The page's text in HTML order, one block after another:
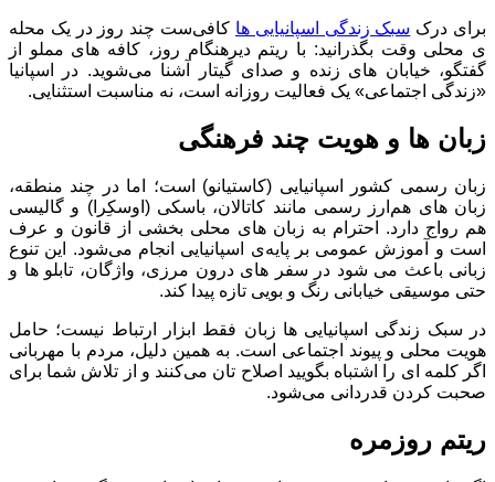
برای درک سبک زندگی اسپانیایی ها کافی‌ست چند روز در یک محله
‌ی محلی وقت بگذرانید: با ریتم دیرهنگام روز، کافه ‌های مملو از
گفتگو، خیابان ‌های زنده و صدای گیتار آشنا می‌شوید. در اسپانیا
«زندگی اجتماعی» یک فعالیت روزانه است، نه مناسبت استثنایی.
زبان‌ ها و هویت چند فرهنگی
زبان رسمی کشور اسپانیایی (کاستیانو) است؛ اما در چند منطقه،
زبان ‌های هم‌ارز رسمی مانند کاتالان، باسکی (اوسکِرا) و گالیسی
هم رواج دارد. احترام به زبان ‌های محلی بخشی از قانون و عرف
است و آموزش عمومی بر پایه‌ی اسپانیایی انجام می‌شود. این تنوع
زبانی باعث می ‌شود در سفر های درون‌ مرزی، واژگان، تابلو ها و
حتی موسیقی خیابانی رنگ و بویی تازه پیدا کند.
در سبک زندگی اسپانیایی ها زبان فقط ابزار ارتباط نیست؛ حامل
هویت محلی و پیوند اجتماعی است. به همین دلیل، مردم با مهربانی
اگر کلمه ‌ای را اشتباه بگویید اصلاح‌ تان می‌کنند و از تلاش شما برای
صحبت کردن قدردانی می‌شود.
ریتم روزمره